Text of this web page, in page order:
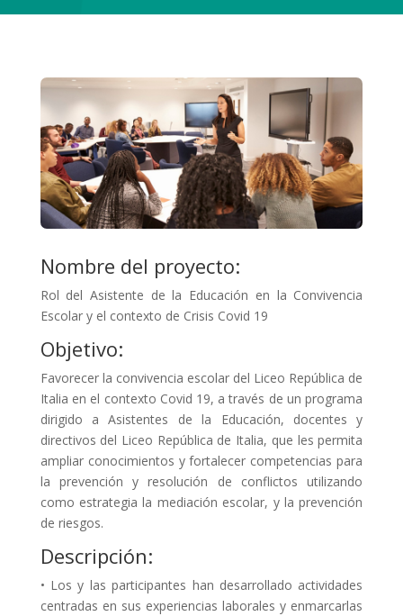
Nombre del proyecto:
Rol del Asistente de la Educación en la Convivencia
Escolar y el contexto de Crisis Covid 19
Objetivo:
Favorecer la convivencia escolar del Liceo República de
Italia en el contexto Covid 19, a través de un programa
dirigido a Asistentes de la Educación, docentes y
directivos del Liceo República de Italia, que les permita
ampliar conocimientos y fortalecer competencias para
la prevención y resolución de conflictos utilizando
como estrategia la mediación escolar, y la prevención
de riesgos.
Descripción:
• Los y las participantes han desarrollado actividades
centradas en sus experiencias laborales y enmarcarlas